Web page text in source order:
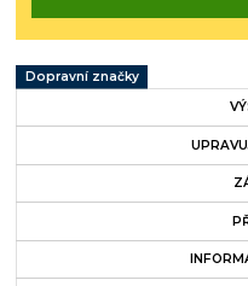
Dopravní značky